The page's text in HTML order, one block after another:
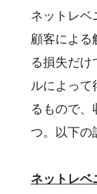
ネットレベ
顧客による
る損失だけ
ルによって
るもので、
つ。以下の
ネットレベ